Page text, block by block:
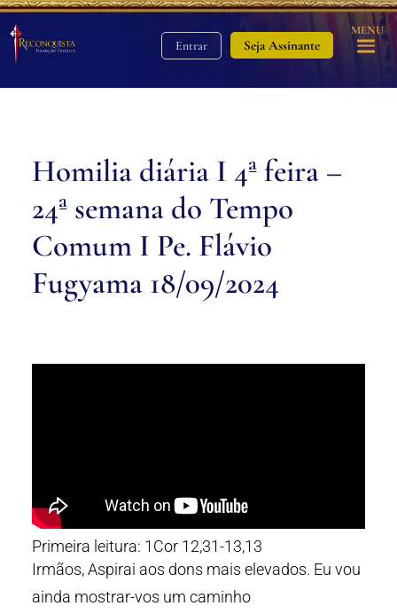
Entrar Seja Assinante
MENU
Homilia diária I 4ª feira –
24ª semana do Tempo
Comum I Pe. Flávio
Fugyama 18/09/2024
Primeira leitura: 1Cor 12,31-13,13
Irmãos, Aspirai aos dons mais elevados. Eu vou
ainda mostrar-vos um caminho